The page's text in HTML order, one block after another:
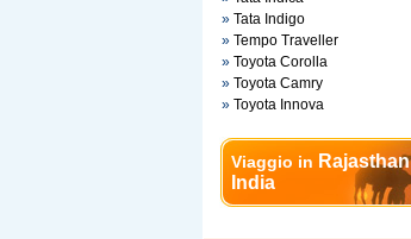
» Tata Indigo
» Tempo Traveller
» Toyota Corolla
» Toyota Camry
» Toyota Innova
Viaggio in Rajasthan
India